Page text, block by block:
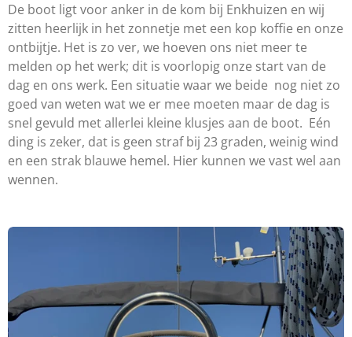
De boot ligt voor anker in de kom bij Enkhuizen en wij
zitten heerlijk in het zonnetje met een kop koffie en onze
ontbijtje. Het is zo ver, we hoeven ons niet meer te
melden op het werk; dit is voorlopig onze start van de
dag en ons werk. Een situatie waar we beide nog niet zo
goed van weten wat we er mee moeten maar de dag is
snel gevuld met allerlei kleine klusjes aan de boot. Eén
ding is zeker, dat is geen straf bij 23 graden, weinig wind
en een strak blauwe hemel. Hier kunnen we vast wel aan
wennen.